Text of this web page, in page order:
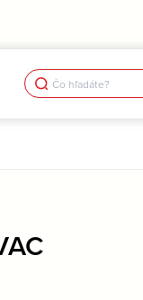
Search
for: